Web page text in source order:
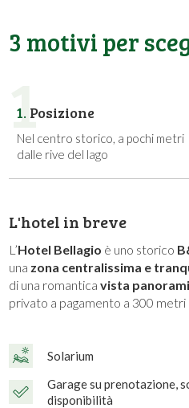
3 motivi per
1
1. Posizione
Nel centro storico, a pochi metri
dalle rive del lago
L'hotel in breve
L’Hotel Bellagio è uno storico
una zona centralissima e
di una romantica vista
privato a pagamento a 300
Solarium
Garage su prenotazione,
disponibilità